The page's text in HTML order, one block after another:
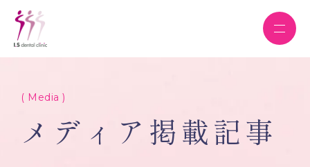
( Media )
メディア掲載記事